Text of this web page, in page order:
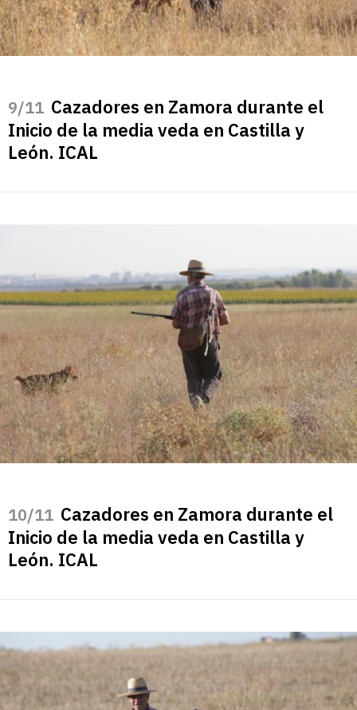
/11 Cazadores en Zamora durante el
Inicio de la media veda en Castilla y
León. ICAL
/11 Cazadores en Zamora durante el
Inicio de la media veda en Castilla y
León. ICAL